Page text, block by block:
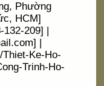
Phường
HCM]
209] |
] |
Ke-Ho-
Trinh-Ho-